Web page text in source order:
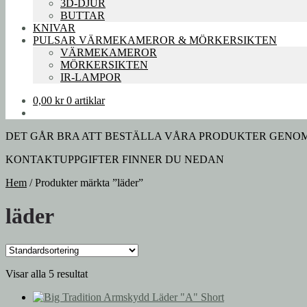
3D-DJUR
BUTTAR
KNIVAR
PULSAR VÄRMEKAMEROR & MÖRKERSIKTEN
VÄRMEKAMEROR
MÖRKERSIKTEN
IR-LAMPOR
0,00 kr 0 artiklar
DET GÅR BRA ATT BESTÄLLA VÅRA PRODUKTER
KONTAKTUPPGIFTER FINNER DU NEDAN
Hem /Produkter märkta ”läder”
läder
Visar alla 5 resultat